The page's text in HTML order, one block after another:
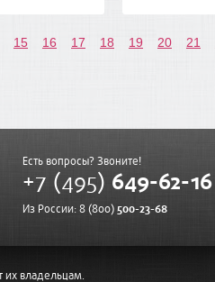
15 16 17 18 19 20 21
Есть вопросы? Звоните!
+7 (495) 649-62-16
Из России: 8 (800)500-23-68
владельцам.